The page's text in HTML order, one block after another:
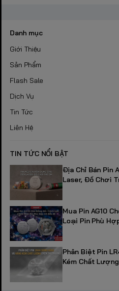
Danh mục
Giới Thiệu
Sản Phẩm
Flash Sale
Dịch Vụ
Tin Tức
Liên Hệ
TIN TỨC NỔI BẬT
Địa Chỉ Bán Pin
Laser, Đồ Chơi
Mua Pin AG10
Loại Pin Phù
Phân Biệt Pin
Kém Chất